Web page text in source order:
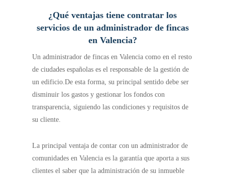
¿Qué ventajas tiene contratar los
servicios de un administrador de fincas
en Valencia?
Un administrador de fincas en Valencia como en el resto
de ciudades españolas es el responsable de la gestión de
un edificio.De esta forma, su principal sentido debe ser
disminuir los gastos y gestionar los fondos con
transparencia, siguiendo las condiciones y requisitos de
su cliente.
La principal ventaja de contar con un administrador de
comunidades en Valencia es la garantía que aporta a sus
clientes el saber que la administración de su inmueble